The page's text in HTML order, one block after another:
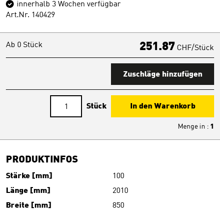
innerhalb 3 Wochen verfügbar
Art.Nr. 140429
Ab 0 Stück 251.87 CHF/Stück
Zuschläge hinzufügen
Stück In den Warenkorb
Menge in : 1
PRODUKTINFOS
Stärke [mm]
100
Länge [mm]
2010
Breite [mm]
850